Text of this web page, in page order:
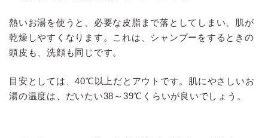
熱いお湯を使うと、必要な皮脂まで落としてしまい、肌が
乾燥しやすくなります。これは、シャンプーをするときの
頭皮も、洗顔も同じです。
目安としては、40℃以上だとアウトです。肌にやさしいお
湯の温度は、だいたい38～39℃くらいが良いでしょう。